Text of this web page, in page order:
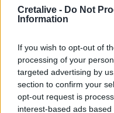
Cretalive - Do Not
Information
If you wish to opt-out of
processing of your
targeted advertising by
section to confirm your
opt-out request is
interest-based ads
νεκρή σε χωράφι
Ιταλία: Στη Νάπολη
βαθμών
22:32
Υπόθεση Marfin:
κατηγορούμενη για